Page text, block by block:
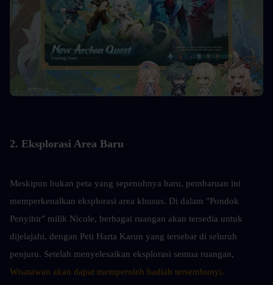
2. Eksplorasi Area Baru
Meskipun bukan peta yang sepenuhnya baru, pembaruan ini
memperkenalkan eksplorasi area khusus. Di dalam "Pondok
Penyihir" milik Nicole, berbagai ruangan akan tersedia untuk
dijelajahi, dengan Peti Harta Karun yang tersebar di seluruh
Wisatawan akan dapat memperoleh hadiah tersembunyi.